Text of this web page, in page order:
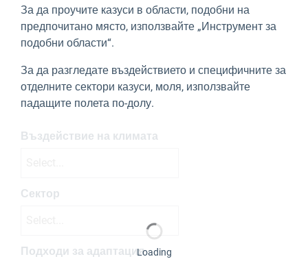
За да проучите казуси в области, подобни на
предпочитано място, използвайте „Инструмент за
подобни области“.
За да разгледате въздействието и специфичните за
отделните сектори казуси, моля, използвайте
падащите полета по-долу.
Въздействие на климата
Сектор
Подходи за адаптацияLoading